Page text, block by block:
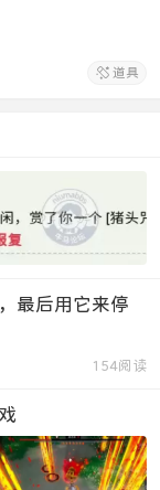
 道具
最后用它来停
154阅读